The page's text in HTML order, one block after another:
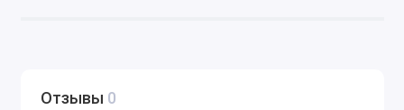
Тракторы:
Отзывы 0